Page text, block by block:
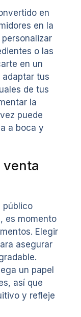
en
en la
o las
en un
adaptar tus
de tus
la
puede
a boca y
venta
público
es momento
Elegir
asegurar
un papel
así que
y refleje